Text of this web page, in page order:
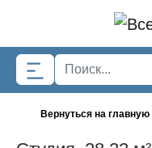
Вернуться на главную